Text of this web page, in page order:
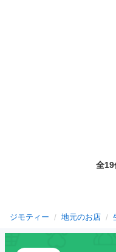
全19
ジモティー 地元のお店